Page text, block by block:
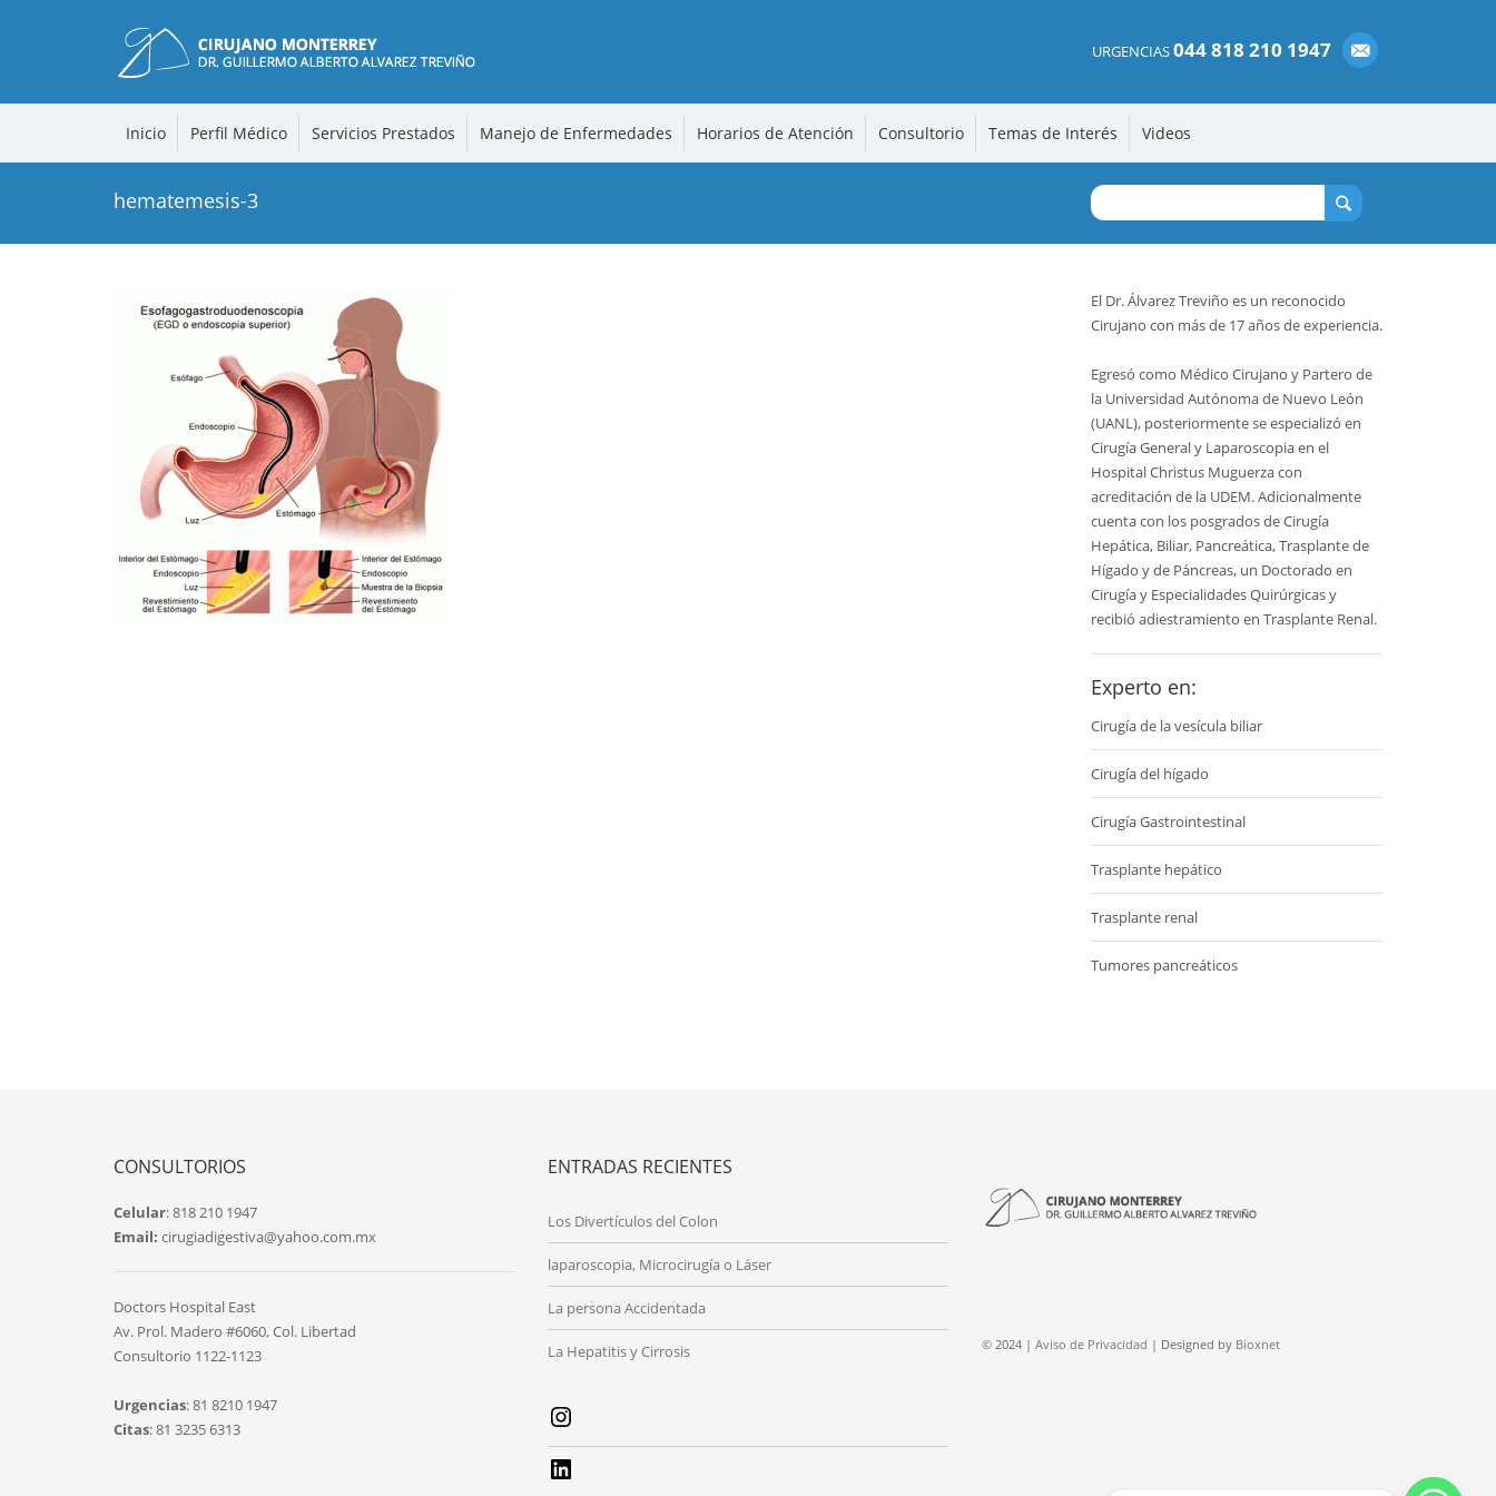
URGENCIAS044 818 210 1947
Inicio Perfil Médico Servicios Prestados Manejo de Enfermedades Horarios de Atención Consultorio Temas de Interés Videos
hematemesis-3
El Dr. Álvarez Treviño es un reconocido
Cirujano con más de 17 años de experiencia.
Egresó como Médico Cirujano y Partero de
la Universidad Autónoma de Nuevo León
(UANL), posteriormente se especializó en
Cirugía General y Laparoscopia en el
Hospital Christus Muguerza con
acreditación de la UDEM. Adicionalmente
cuenta con los posgrados de Cirugía
Hepática, Biliar, Pancreática, Trasplante de
Hígado y de Páncreas, un Doctorado en
Cirugía y Especialidades Quirúrgicas y
recibió adiestramiento en Trasplante Renal.
Experto en:
Cirugía de la vesícula biliar
Cirugía del hígado
Cirugía Gastrointestinal
Trasplante hepático
Trasplante renal
Tumores pancreáticos
CONSULTORIOS
Celular: 818 210 1947
Email: cirugiadigestiva@yahoo.com.mx
Doctors Hospital East
Av. Prol. Madero #6060, Col. Libertad
Consultorio 1122-1123
Urgencias: 81 8210 1947
Citas: 81 3235 6313
ENTRADAS RECIENTES
Los Divertículos del Colon
laparoscopia, Microcirugía o Láser
La persona Accidentada
La Hepatitis y Cirrosis © 2024 | Aviso de Privacidad | Designed by Bioxnet